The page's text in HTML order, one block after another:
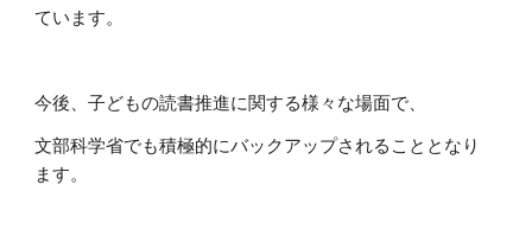
ています。
今後、子どもの読書推進に関する様々な場面で、
文部科学省でも積極的にバックアップされることとなり
ます。